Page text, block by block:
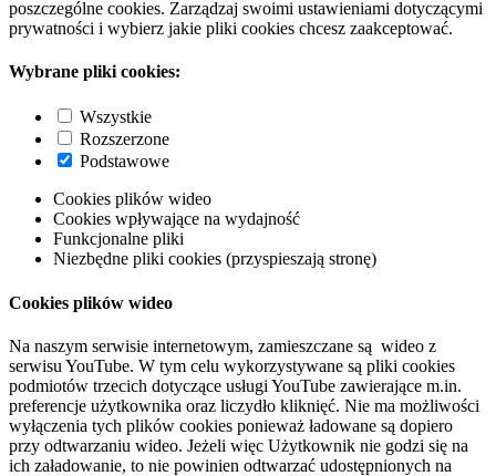
poszczególne cookies. Zarządzaj swoimi ustawieniami dotyczącymi
prywatności i wybierz jakie pliki cookies chcesz zaakceptować.
Wybrane pliki cookies:
Wszystkie
Rozszerzone
Podstawowe
Cookies plików wideo
Cookies wpływające na wydajność
Funkcjonalne pliki
Niezbędne pliki cookies (przyspieszają stronę)
Cookies plików wideo
Na naszym serwisie internetowym, zamieszczane są wideo z
serwisu YouTube. W tym celu wykorzystywane są pliki cookies
podmiotów trzecich dotyczące usługi YouTube zawierające m.in.
preferencje użytkownika oraz liczydło kliknięć. Nie ma możliwości
wyłączenia tych plików cookies ponieważ ładowane są dopiero
przy odtwarzaniu wideo. Jeżeli więc Użytkownik nie godzi się na
ich załadowanie, to nie powinien odtwarzać udostępnionych na